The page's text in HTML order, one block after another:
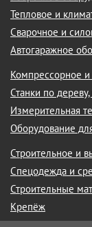
Тепловое и
Сварочное и
Автогаражное
Компрессорное
Станки по
Измерительная
Оборудование
Строительное и
Спецодежда и
Строительные
Крепёж